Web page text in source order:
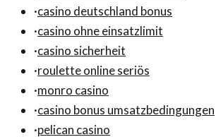
·casino deutschland bonus
·casino ohne einsatzlimit
·casino sicherheit
·roulette online seriös
·monro casino
·casino bonus umsatzbedingungen
·pelican casino